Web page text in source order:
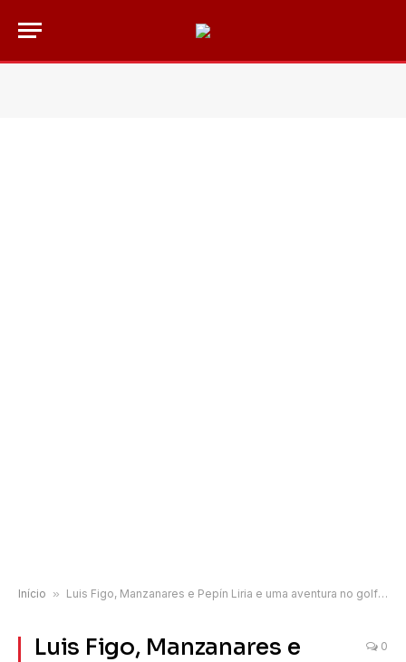
Início » Luis Figo, Manzanares e Pepín Liria e uma aventura no golfe…
Luis Figo, Manzanares e
0